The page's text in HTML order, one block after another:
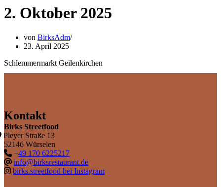
2. Oktober 2025
von BirksAdm
23. April 2025
Schlemmermarkt Geilenkirchen
Kontakt
Birks Streetfood
Pleyer Straße 13
52146 Würselen
+49 170 6225217
info@birksrestaurant.de
birks.streetfood bei Instagram